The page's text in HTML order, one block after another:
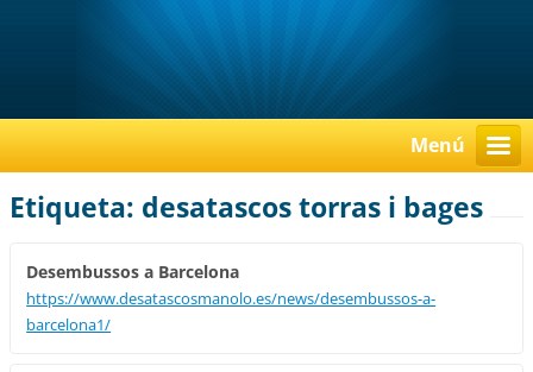
Menú
Etiqueta: desatascos torras i bages
Desembussos a Barcelona
https://www.desatascosmanolo.es/news/desembussos-a-
barcelona1/